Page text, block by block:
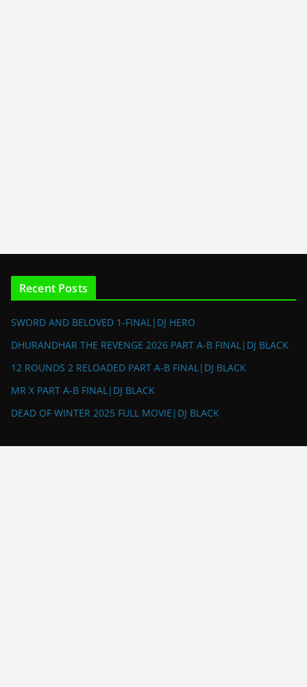
Recent Posts
SWORD AND BELOVED 1-FINAL|DJ HERO
DHURANDHAR THE REVENGE 2026 PART A-B FINAL|DJ BLACK
12 ROUNDS 2 RELOADED PART A-B FINAL|DJ BLACK
MR X PART A-B FINAL|DJ BLACK
DEAD OF WINTER 2025 FULL MOVIE|DJ BLACK